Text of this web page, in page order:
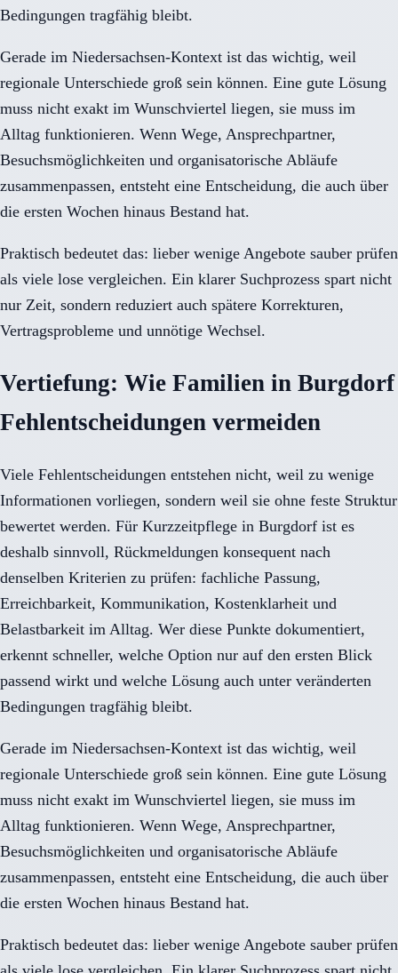
Bedingungen tragfähig bleibt.
Gerade im Niedersachsen-Kontext ist das wichtig, weil
regionale Unterschiede groß sein können. Eine gute Lösung
muss nicht exakt im Wunschviertel liegen, sie muss im
Alltag funktionieren. Wenn Wege, Ansprechpartner,
Besuchsmöglichkeiten und organisatorische Abläufe
zusammenpassen, entsteht eine Entscheidung, die auch über
die ersten Wochen hinaus Bestand hat.
Praktisch bedeutet das: lieber wenige Angebote sauber prüfen
als viele lose vergleichen. Ein klarer Suchprozess spart nicht
nur Zeit, sondern reduziert auch spätere Korrekturen,
Vertragsprobleme und unnötige Wechsel.
Vertiefung: Wie Familien in Burgdorf
Fehlentscheidungen vermeiden
Viele Fehlentscheidungen entstehen nicht, weil zu wenige
Informationen vorliegen, sondern weil sie ohne feste Struktur
bewertet werden. Für Kurzzeitpflege in Burgdorf ist es
deshalb sinnvoll, Rückmeldungen konsequent nach
denselben Kriterien zu prüfen: fachliche Passung,
Erreichbarkeit, Kommunikation, Kostenklarheit und
Belastbarkeit im Alltag. Wer diese Punkte dokumentiert,
erkennt schneller, welche Option nur auf den ersten Blick
passend wirkt und welche Lösung auch unter veränderten
Bedingungen tragfähig bleibt.
Gerade im Niedersachsen-Kontext ist das wichtig, weil
regionale Unterschiede groß sein können. Eine gute Lösung
muss nicht exakt im Wunschviertel liegen, sie muss im
Alltag funktionieren. Wenn Wege, Ansprechpartner,
Besuchsmöglichkeiten und organisatorische Abläufe
zusammenpassen, entsteht eine Entscheidung, die auch über
die ersten Wochen hinaus Bestand hat.
Praktisch bedeutet das: lieber wenige Angebote sauber prüfen